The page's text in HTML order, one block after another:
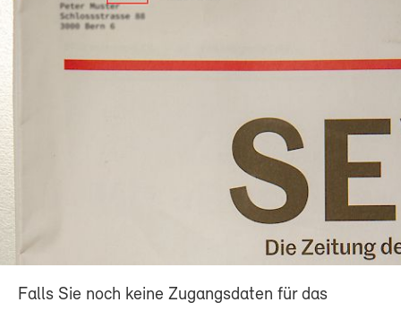
Falls Sie noch keine Zugangsdaten für das